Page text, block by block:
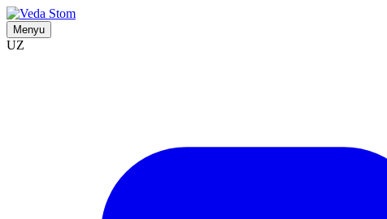
Menyu
UZ